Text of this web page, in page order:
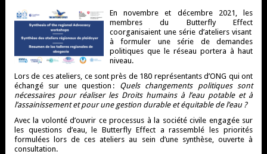
En novembre et décembre 2021, les
membres du ButterflyEffect
coorganisaient une série d’ateliers visant
à formuler une série de demandes
politiques que le réseau portera à haut
niveau.
Lors de ces ateliers, ce sont près de 180 représentants d’ONG qui ont
échangé sur une question : Quels changements politiques sont
nécessaires pour réaliser les Droits humains à l’eau potable et à
l’assainissement et pour une gestion durable et équitable de l’eau ?
Avec la volonté d’ouvrir ce processus à la société civile engagée sur
les questions d’eau, le Butterfly Effecta rassemblé
les priorités
formulées lors de ces ateliers au sein d’une synthèse, ouverte à
consultation.